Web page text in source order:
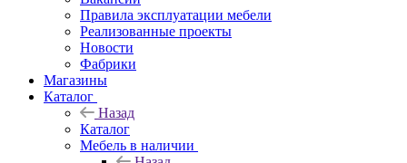
Правила эксплуатации мебели
Реализованные проекты
Новости
Фабрики
Магазины
Каталог
Назад
Каталог
Мебель в наличии